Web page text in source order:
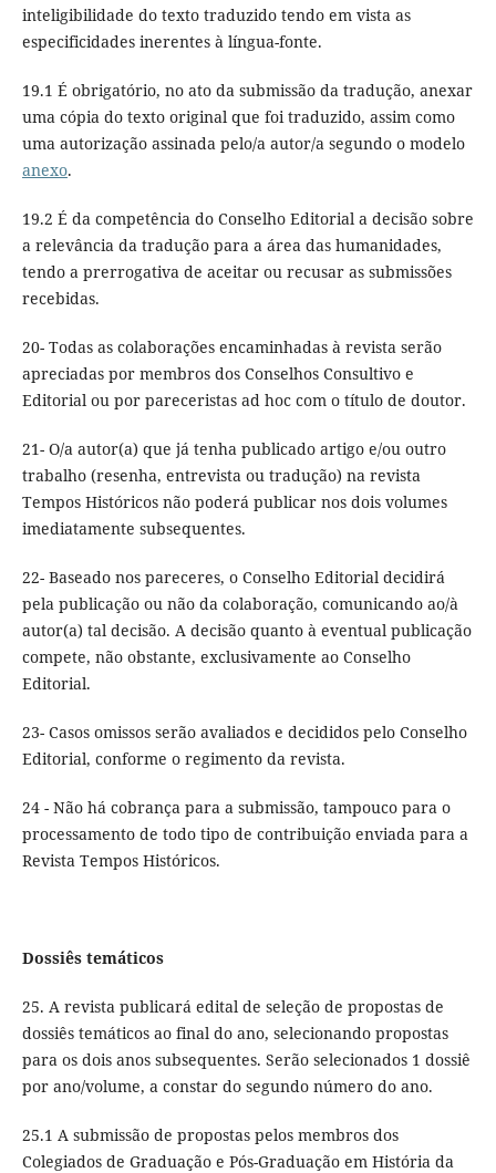
inteligibilidade do texto traduzido tendo em vista as
especificidades inerentes à língua-fonte.
19.1 É obrigatório, no ato da submissão da tradução, anexar
uma cópia do texto original que foi traduzido, assim como
uma autorização assinada pelo/a autor/a segundo o modelo
anexo.
19.2 É da competência do Conselho Editorial a decisão sobre
a relevância da tradução para a área das humanidades,
tendo a prerrogativa de aceitar ou recusar as submissões
recebidas.
20- Todas as colaborações encaminhadas à revista serão
apreciadas por membros dos Conselhos Consultivo e
Editorial ou por pareceristas ad hoc com o título de doutor.
21- O/a autor(a) que já tenha publicado artigo e/ou outro
trabalho (resenha, entrevista ou tradução) na revista
Tempos Históricos não poderá publicar nos dois volumes
imediatamente subsequentes.
22- Baseado nos pareceres, o Conselho Editorial decidirá
pela publicação ou não da colaboração, comunicando ao/à
autor(a) tal decisão. A decisão quanto à eventual publicação
compete, não obstante, exclusivamente ao Conselho
Editorial.
23- Casos omissos serão avaliados e decididos pelo Conselho
Editorial, conforme o regimento da revista.
24 - Não há cobrança para a submissão, tampouco para o
processamento de todo tipo de contribuição enviada para a
Revista Tempos Históricos.
Dossiês temáticos
25. A revista publicará edital de seleção de propostas de
dossiês temáticos ao final do ano, selecionando propostas
para os dois anos subsequentes. Serão selecionados 1 dossiê
por ano/volume, a constar do segundo número do ano.
25.1 A submissão de propostas pelos membros dos
Colegiados de Graduação e Pós-Graduação em História da